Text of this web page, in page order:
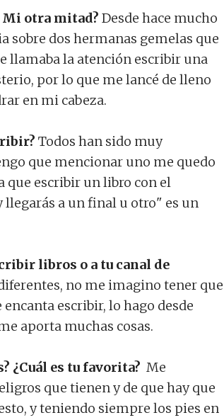
Mi otra mitad? Desde hace mucho
dos hermanas gemelas que
llamaba la atención escribir una
por lo que me lancé de lleno
en mi cabeza.
Todos han sido muy
que mencionar uno me quedo
que escribir un libro con el
a un final u otro" es un
libros o a tu canal de
no me imagino tener que
escribir, lo hago desde
aporta muchas cosas.
¿Cuál es tu favorita? Me
que tienen y de que hay que
y teniendo siempre los pies en